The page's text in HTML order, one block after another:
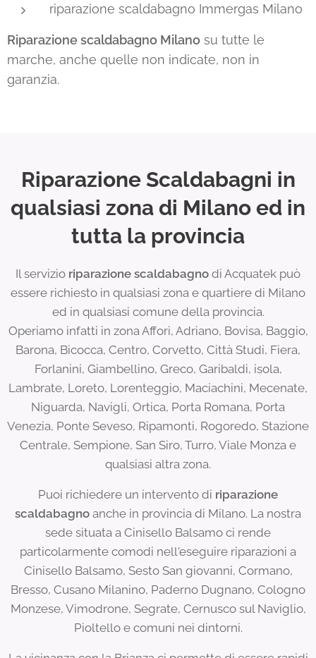
riparazione scaldabagno Immergas Milano
Riparazione scaldabagno Milano su tutte le
marche, anche quelle non indicate, non in
garanzia.
Riparazione Scaldabagni in
qualsiasi zona di Milano ed in
tutta la provincia
Il servizio riparazione scaldabagno di Acquatek può
essere richiesto in qualsiasi zona e quartiere di Milano
ed in qualsiasi comune della provincia.
Operiamo infatti in zona Affori, Adriano, Bovisa, Baggio,
Barona, Bicocca, Centro, Corvetto, Città Studi, Fiera,
Forlanini, Giambellino, Greco, Garibaldi, isola,
Lambrate, Loreto, Lorenteggio, Maciachini, Mecenate,
Niguarda, Navigli, Ortica, Porta Romana, Porta
Venezia, Ponte Seveso, Ripamonti, Rogoredo, Stazione
Centrale, Sempione, San Siro, Turro, Viale Monza e
qualsiasi altra zona.
Puoi richiedere un intervento di riparazione
scaldabagno anche in provincia di Milano. La nostra
sede situata a Cinisello Balsamo ci rende
particolarmente comodi nell'eseguire riparazioni a
Cinisello Balsamo, Sesto San giovanni, Cormano,
Bresso, Cusano Milanino, Paderno Dugnano, Cologno
Monzese, Vimodrone, Segrate, Cernusco sul Naviglio,
Pioltello e comuni nei dintorni.